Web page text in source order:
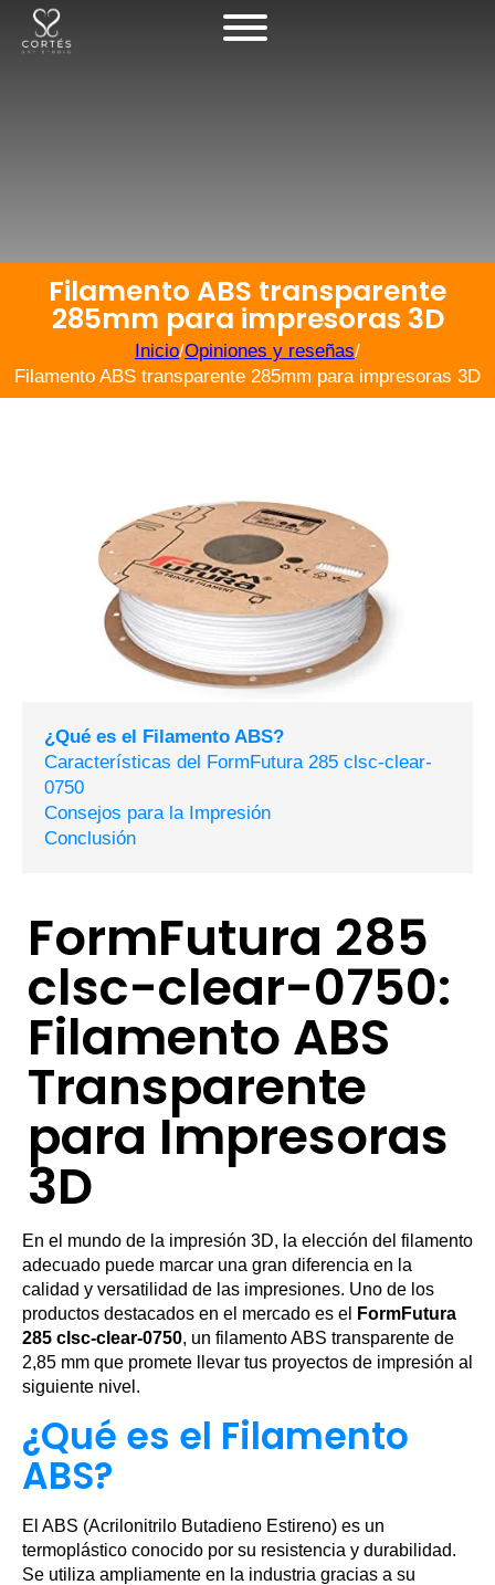
Filamento ABS transparente
285mm para impresoras 3D
Inicio/Opiniones y reseñas/
Filamento ABS transparente 285mm para impresoras 3D
¿Qué es el Filamento ABS?
Características del FormFutura 285 clsc-clear-
0750
Consejos para la Impresión
Conclusión
FormFutura 285
clsc-clear-0750:
Filamento ABS
Transparente
para Impresoras
3D
En el mundo de la impresión 3D, la elección del filamento
adecuado puede marcar una gran diferencia en la
calidad y versatilidad de las impresiones. Uno de los
productos destacados en el mercado es el
FormFutura
285 clsc-clear-0750, un filamento ABS transparente de
2,85 mm que promete llevar tus proyectos de impresión al
siguiente nivel.
¿Qué es el Filamento
ABS?
El ABS (Acrilonitrilo Butadieno Estireno) es un
termoplástico conocido por su resistencia y durabilidad.
Se utiliza ampliamente en la industria gracias a su